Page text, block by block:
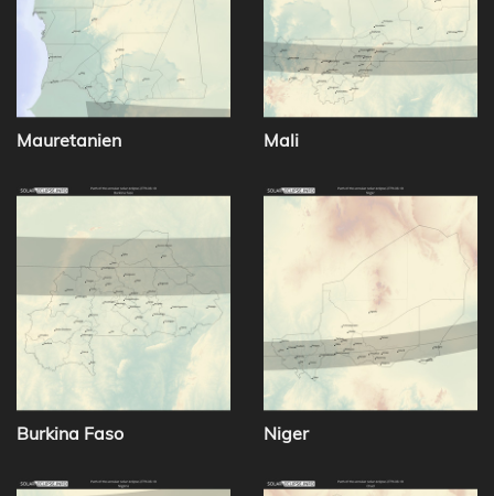
Mauretanien Mali
Burkina Faso Niger